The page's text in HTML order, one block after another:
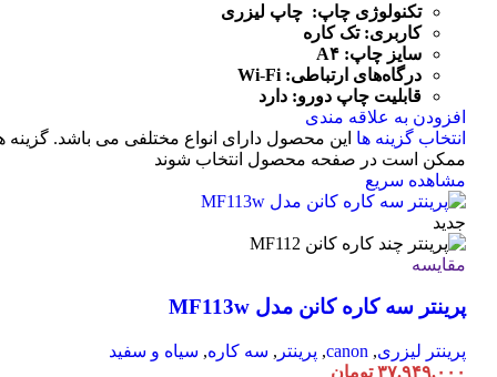
تکنولوژی چاپ: چاپ لیزری
کاربری: تک کاره
سایز چاپ: A۴
درگاه‌های ارتباطی:
Wi-Fi
قابلیت چاپ دورو: دارد
افزودن به علاقه مندی
انتخاب گزینه ها این محصول دارای انواع مختلفی می باشد. گزینه
ممکن است در صفحه محصول انتخاب شوند
مشاهده سریع
جدید
مقایسه
پرینتر سه کاره کانن مدل MF113w
پرینتر لیزری,
canon
, پرینتر , سه کاره, سیاه و سفید
۳۷.۹۴۹.۰۰۰ تومان